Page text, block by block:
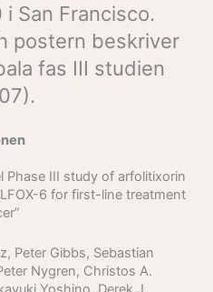
San Francisco.
postern beskriver
fas III studien
Phase III study of arfolitixorin
6 for first-line treatment
Peter Gibbs, Sebastian
Nygren, Christos A.